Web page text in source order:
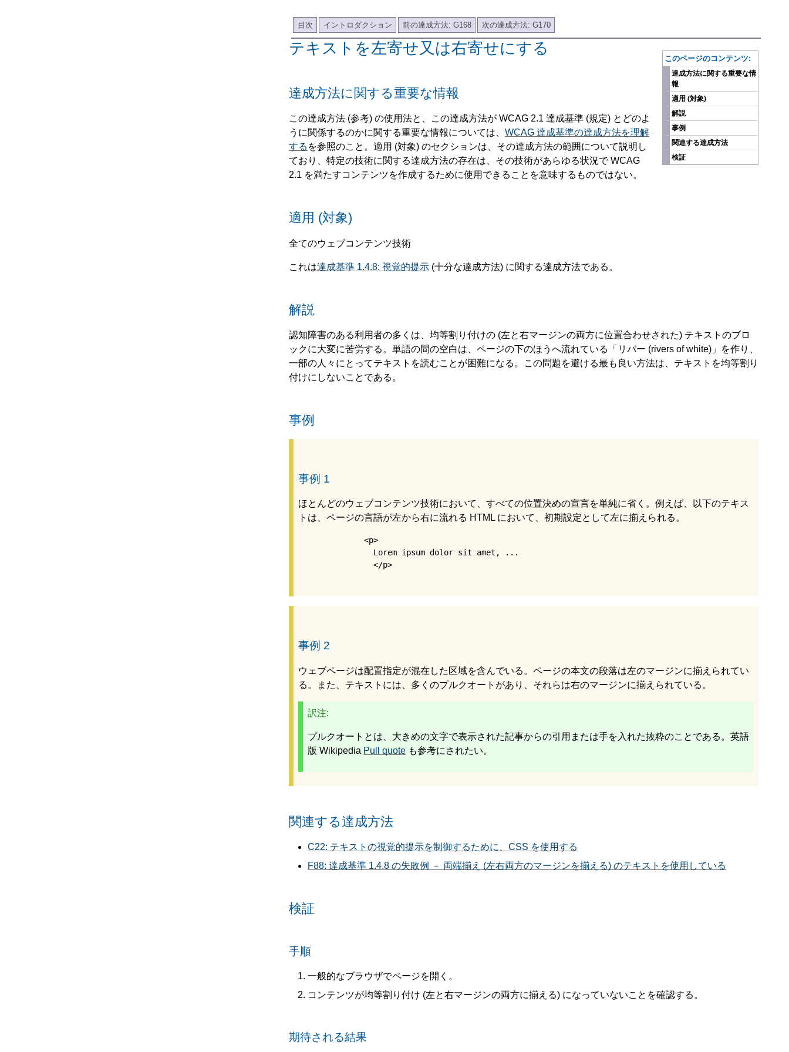
目次 イントロダクション 前の達成方法: G168 次の達成方法: G170
このページのコンテンツ:
達成方法に関する重要な情
報
適用 (対象)
解説
事例
関連する達成方法
検証
テキストを左寄せ又は右寄せにする
達成方法に関する重要な情報
この達成方法 (参考) の使用法と、この達成方法が WCAG 2.1 達成基準 (規定) とどのよ
うに関係するのかに関する重要な情報については、 WCAG 達成基準の達成方法を理解
する を参照のこと。適用 (対象) のセクションは、その達成方法の範囲について説明し
ており、特定の技術に関する達成方法の存在は、その技術があらゆる状況で WCAG
2.1 を満たすコンテンツを作成するために使用できることを意味するものではない。
適用 (対象)
全てのウェブコンテンツ技術
これは達成基準 1.4.8: 視覚的提示 (十分な達成方法) に関する達成方法である。
解説
認知障害のある利用者の多くは、均等割り付けの (左と右マージンの両方に位置合わせされた) テキストのブロ
ックに大変に苦労する。単語の間の空白は、ページの下のほうへ流れている「リバー (rivers of white)」を作り、
一部の人々にとってテキストを読むことが困難になる。この問題を避ける最も良い方法は、テキストを均等割り
付けにしないことである。
事例
事例 1
ほとんどのウェブコンテンツ技術において、すべての位置決めの宣言を単純に省く。例えば、以下のテキス
トは、ページの言語が左から右に流れる HTML において、初期設定として左に揃えられる。
              <p>
                Lorem ipsum dolor sit amet, ...
                </p>
事例 2
ウェブページは配置指定が混在した区域を含んでいる。ページの本文の段落は左のマージンに揃えられてい
る。また、テキストには、多くのプルクオートがあり、それらは右のマージンに揃えられている。
訳注:
プルクオートとは、大きめの文字で表示された記事からの引用または手を入れた抜粋のことである。英語
版 Wikipedia Pull quote も参考にされたい。
関連する達成方法
C22: テキストの視覚的提示を制御するために、CSS を使用する
F88: 達成基準 1.4.8 の失敗例 － 両端揃え (左右両方のマージンを揃える) のテキストを使用している
検証
手順
一般的なブラウザでページを開く。
コンテンツが均等割り付け (左と右マージンの両方に揃える) になっていないことを確認する。
期待される結果